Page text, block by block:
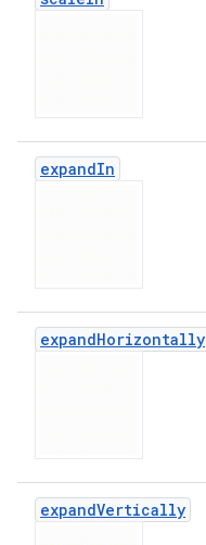
expandIn
expandHorizontally
expandVertically